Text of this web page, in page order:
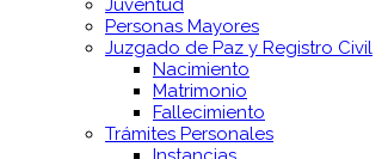
Juventud
Personas Mayores
Juzgado de Paz y Registro Civil
Nacimiento
Matrimonio
Fallecimiento
Trámites Personales